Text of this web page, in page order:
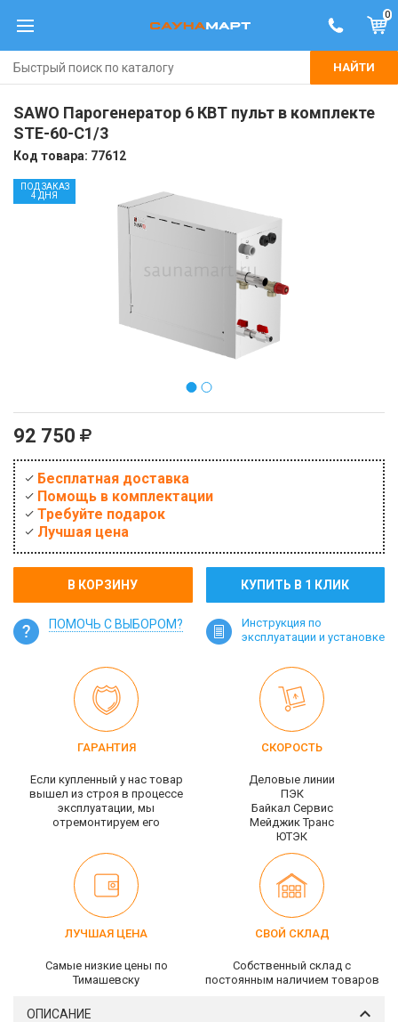
0
НАЙТИ
SAWO Парогенератор 6 КВТ пульт в комплекте
STE-60-C1/3
Код товара: 77612
ПОД ЗАКАЗ
4 ДНЯ
92 750
Бесплатная доставка
Помощь в комплектации
Требуйте подарок
Лучшая цена
В КОРЗИНУ КУПИТЬ В 1 КЛИК
ПОМОЧЬ С ВЫБОРОМ?
Инструкция по
эксплуатации и установке
ГАРАНТИЯ
Если купленный у нас товар
вышел из строя в процессе
эксплуатации, мы
отремонтируем его
СКОРОСТЬ
Деловые линии
ПЭК
Байкал Сервис
Мейджик Транс
ЮТЭК
ЛУЧШАЯ ЦЕНА
Самые низкие цены по
Тимашевску
СВОЙ СКЛАД
Собственный склад c
постоянным наличием товаров
ОПИСАНИЕ